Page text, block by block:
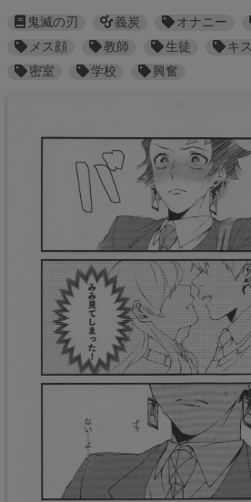
鬼滅の刃 義炭 オナニー
メス顔
教師 生徒 キス
密室
学校 興奮